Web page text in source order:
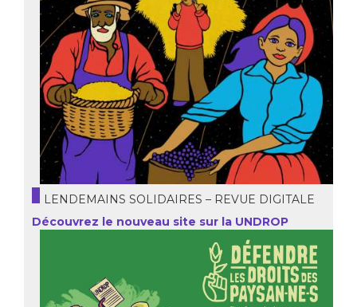
LENDEMAINS SOLIDAIRES – REVUE DIGITALE
Découvrez le nouveau site sur la UNDROP